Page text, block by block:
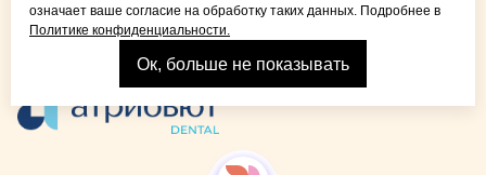
визит. Зубы здоровы, красивы.
Ура! Отдельно хотелось бы
отметить, что план лечения был
составлен ещё до нашего приезда
в СПб, а в процессе лечения у
пообщаться с лечащим врачом (в
Взрослая стоматология
означает ваше согласие на обработку таких данных. Подробнее в
Политике конфиденциальности.
Ок, больше не показывать